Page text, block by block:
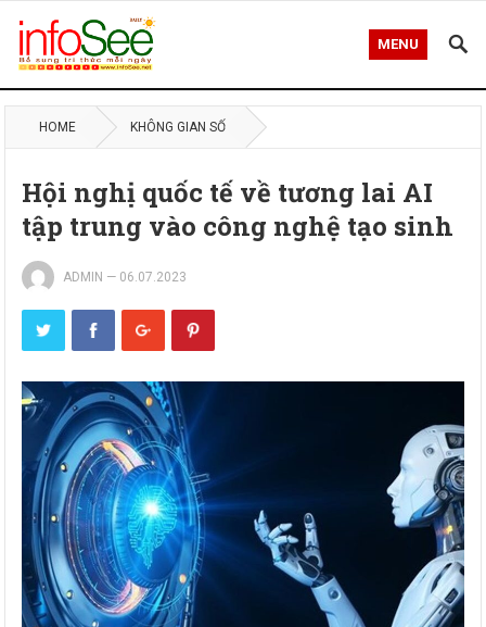
MENU
HOME KHÔNG GIAN SỐ
Hội nghị quốc tế về tương lai AI
tập trung vào công nghệ tạo sinh
ADMIN — 06.07.2023